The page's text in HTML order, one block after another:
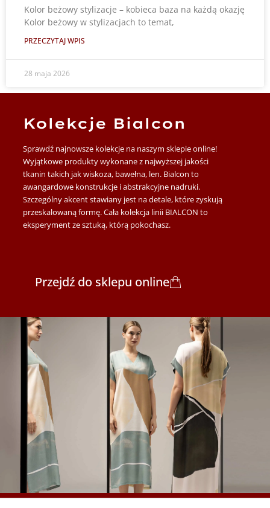
Kolor beżowy stylizacje – kobieca baza na każdą okazję
Kolor beżowy w stylizacjach to temat,
PRZECZYTAJ WPIS
28 maja 2026
Kolekcje Bialcon
Sprawdź najnowsze kolekcje na naszym sklepie online!
Wyjątkowe produkty wykonane z najwyższej jakości
tkanin takich jak wiskoza, bawełna, len. Bialcon to
awangardowe konstrukcje i abstrakcyjne nadruki.
Szczególny akcent stawiany jest na detale, które zyskują
przeskalowaną formę. Cała kolekcja linii BIALCON to
eksperyment ze sztuką, którą pokochasz.
Przejdź do sklepu online